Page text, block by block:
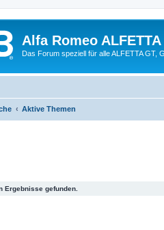
Alfa Romeo
Das Forum speziell für alle ALFETTA GT,
Aktive Themen
Ergebnisse gefunden.